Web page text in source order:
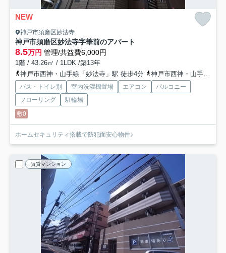
NEW
神戸市須磨区妙法寺
神戸市須磨区妙法寺字筆前のアパート
8.5万円 管理/共益費6,000円
1階 / 43.26㎡ / 1LDK /築13年
神戸市西神・山手線「妙法寺」駅 徒歩4分
神戸市西神・山手線「名谷」駅 徒歩28分
バス・トイレ別 室内洗濯機置場 エアコン
バルコニー
フローリング
駐輪場
敷0
ホームセキュリティ搭載で防犯面安心物件♪
賃貸マンション